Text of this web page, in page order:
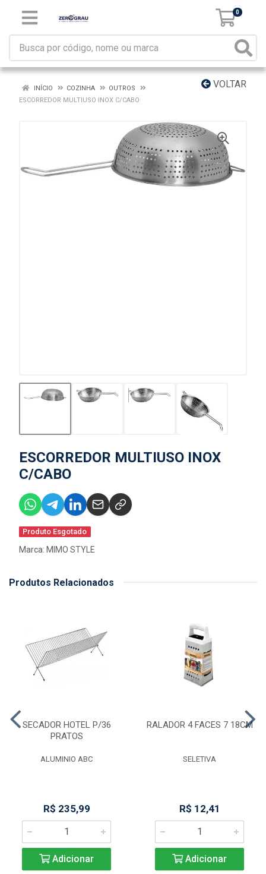
0
VOLTAR
INÍCIO COZINHA
OUTROS
ESCORREDOR MULTIUSO INOX C/CABO
ESCORREDOR MULTIUSO INOX
C/CABO
Produto Esgotado
Marca: MIMO STYLE
Produtos Relacionados
SECADOR HOTEL P/36
PRATOS
ALUMINIO ABC
R$ 235,99
Adicionar
RALADOR 4 FACES 7 18CM
SELETIVA
R$ 12,41
Adicionar